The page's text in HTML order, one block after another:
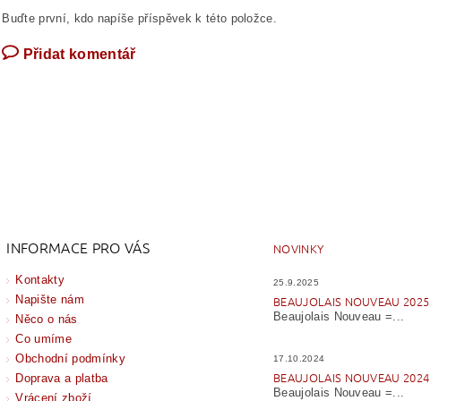
Buďte první, kdo napíše příspěvek k této položce.
Přidat komentář
INFORMACE PRO VÁS
Kontakty
Napište nám
Něco o nás
Co umíme
Obchodní podmínky
Doprava a platba
Vrácení zboží
NOVINKY
25.9.2025
BEAUJOLAIS NOUVEAU 2025
Beaujolais Nouveau =...
17.10.2024
BEAUJOLAIS NOUVEAU 2024
Beaujolais Nouveau =...